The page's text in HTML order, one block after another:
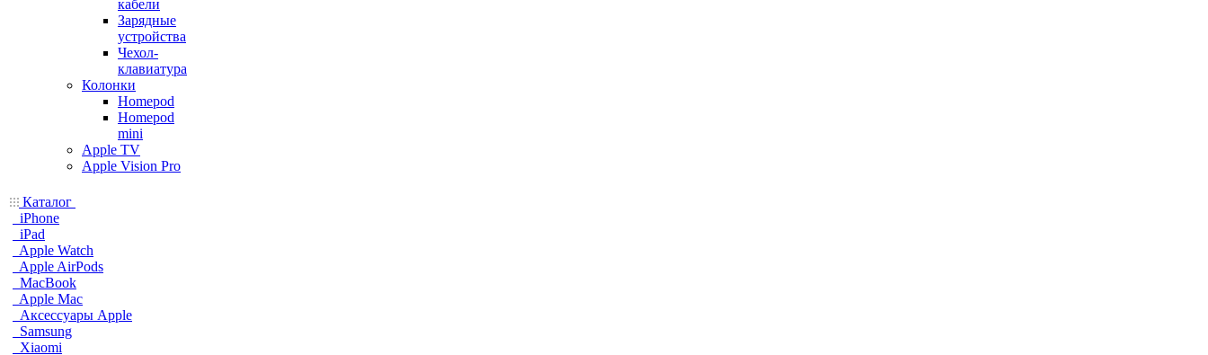
кабели
Зарядные
устройства
Чехол-
клавиатура
Колонки
Homepod
Homepod
mini
Apple TV
Apple Vision Pro
Каталог
iPhone
iPad
Apple Watch
Apple AirPods
MacBook
Apple Mac
Аксессуары Apple
Samsung
Xiaomi